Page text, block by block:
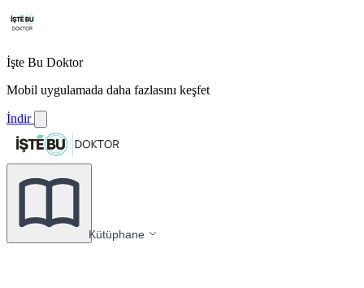
İşte Bu Doktor
Mobil uygulamada daha fazlasını keşfet
İndir
Kütüphane